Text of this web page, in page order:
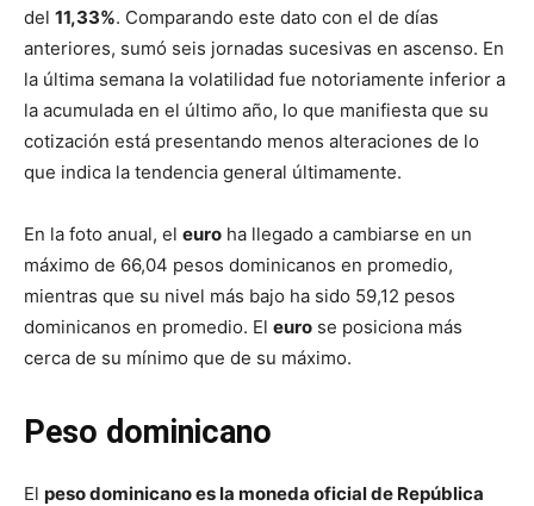
del 11,33%. Comparando este dato con el de días
anteriores, sumó seis jornadas sucesivas en ascenso. En
la última semana la volatilidad fue notoriamente inferior a
la acumulada en el último año, lo que manifiesta que su
cotización está presentando menos alteraciones de lo
que indica la tendencia general últimamente.
En la foto anual, el euro ha llegado a cambiarse en un
máximo de 66,04 pesos dominicanos en promedio,
mientras que su nivel más bajo ha sido 59,12 pesos
dominicanos en promedio. El euro se posiciona más
cerca de su mínimo que de su máximo.
Peso dominicano
El peso dominicano es la moneda oficial de República